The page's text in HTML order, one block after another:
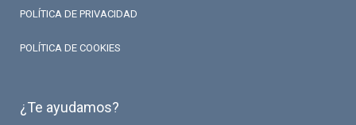
POLÍTICA DE PRIVACIDAD
POLÍTICA DE COOKIES
¿Te ayudamos?